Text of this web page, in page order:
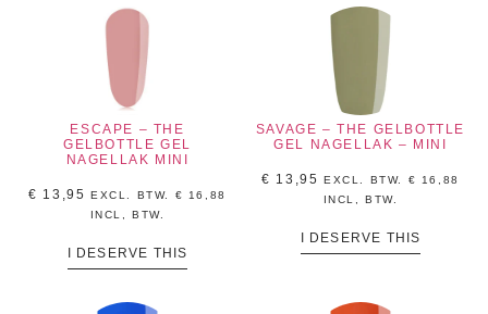
ESCAPE – THE
GELBOTTLE GEL
NAGELLAK MINI
€ 13,95 EXCL. BTW. €
16,88
INCL, BTW.
I DESERVE THIS
SAVAGE – THE GELBOTTLE
GEL NAGELLAK – MINI
€ 13,95 EXCL. BTW. €
16,88
INCL, BTW.
I DESERVE THIS